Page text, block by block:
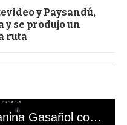
y Paysandú,
se produjo un
ruta
El mal momento de Yanina Gasañol con un hincha argentino en "Subrayado"